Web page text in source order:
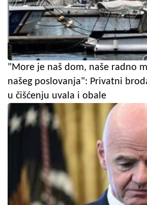
"More je naš dom, naše radno
našeg poslovanja": Privatni
u čišćenju uvala i obale